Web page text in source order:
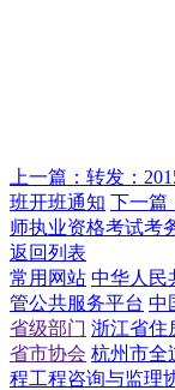
上一篇： 转发：
班开班通知 下一篇
师执业资格考试考
返回列表
常用网站 中华人民
管公共服务平台 中
省级部门 浙江省住
省市协会 杭州市全
程工程咨询与监理